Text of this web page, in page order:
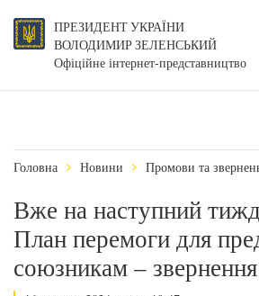
ПРЕЗИДЕНТ УКРАЇНИ
ВОЛОДИМИР ЗЕЛЕНСЬКИЙ
Офіційне інтернет-представництво
Головна Новини Промови та
Вже на наступний
План перемоги для
союзникам –